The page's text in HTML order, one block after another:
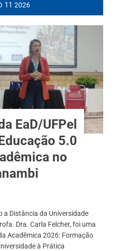
11 2026
EaD/UFPel
5.0
no
a Distância da Universidade
Dra. Carla Felcher, foi uma
Acadêmica 2026: Formação
à Prática